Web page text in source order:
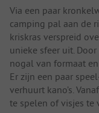
Via een paar
camping pal aan de
kriskras verspreid
unieke sfeer uit.
nogal van formaat
Er zijn een paar
verhuurt kano’s.
te spelen of visjes te